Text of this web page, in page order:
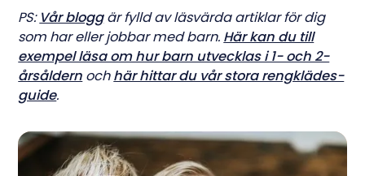
PS: Vår bloggär fylld av läsvärda artiklar för dig
som har eller jobbar med barn. Här kan du till
exempel läsa om hur barn utvecklas i 1- och 2-
årsåldern ochhär hittar du vår stora rengklädes-
guide.